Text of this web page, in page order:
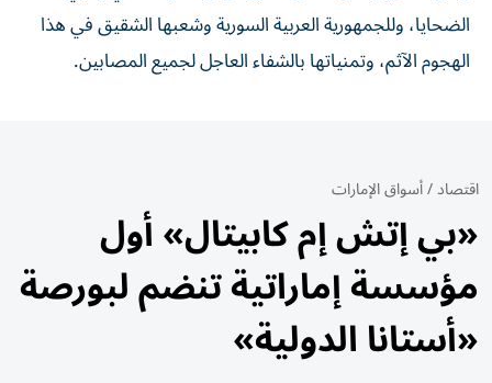
الضحايا، وللجمهورية العربية السورية وشعبها الشقيق في هذا
الهجوم الآثم، وتمنياتها بالشفاء العاجل لجميع المصابين.
اقتصاد/أسواق الإمارات
«بي إتش إم كابيتال» أول
مؤسسة إماراتية تنضم لبورصة
«أستانا الدولية»